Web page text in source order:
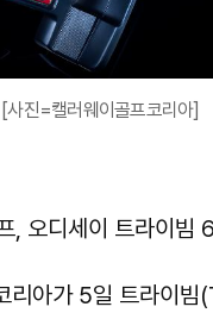
사진=캘러웨이골프코리아]
오디세이 트라이빔
리아가 5일 트라이